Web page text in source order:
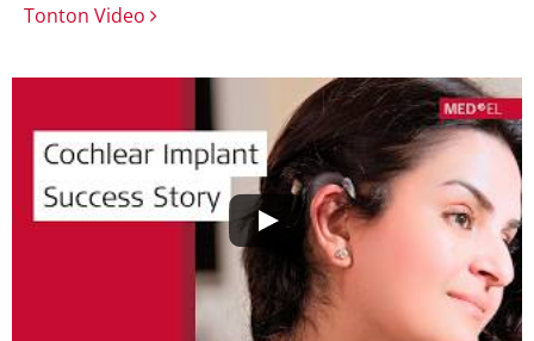
Tonton Video